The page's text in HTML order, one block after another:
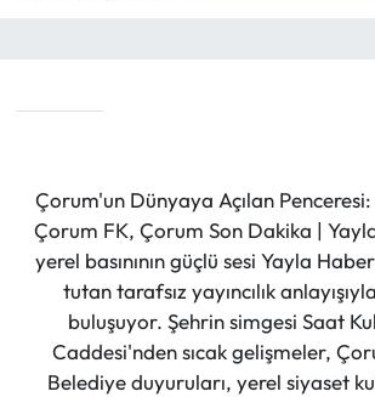
Çorum'un Dünyaya Açılan
Çorum FK, Çorum Son Dakika |
yerel basınının güçlü sesi Yayla
tutan tarafsız yayıncılık
buluşuyor. Şehrin simgesi Saat
Caddesi'nden sıcak gelişmeler,
Belediye duyuruları, yerel siyaset